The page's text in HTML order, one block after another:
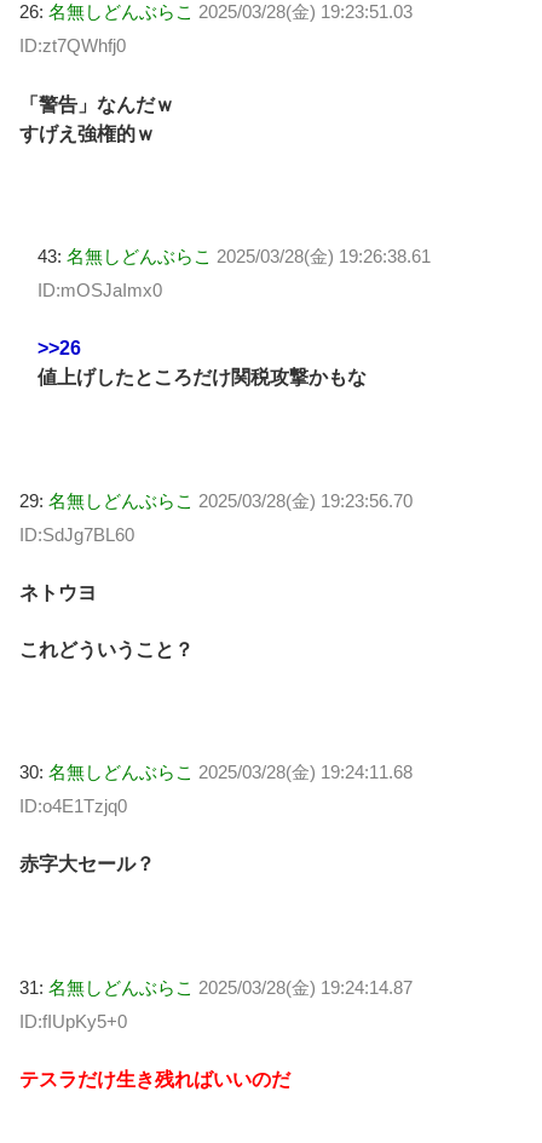
26: 名無しどんぶらこ 2025/03/28(金) 19:23:51.03
ID:zt7QWhfj0
「警告」なんだｗ
すげえ強権的ｗ
43: 名無しどんぶらこ 2025/03/28(金) 19:26:38.61
ID:mOSJaImx0
>>26
値上げしたところだけ関税攻撃かもな
29: 名無しどんぶらこ 2025/03/28(金) 19:23:56.70
ID:SdJg7BL60
ネトウヨ
これどういうこと？
30: 名無しどんぶらこ 2025/03/28(金) 19:24:11.68
ID:o4E1Tzjq0
赤字大セール？
31: 名無しどんぶらこ 2025/03/28(金) 19:24:14.87
ID:fIUpKy5+0
テスラだけ生き残ればいいのだ